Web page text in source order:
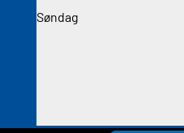
Søndag